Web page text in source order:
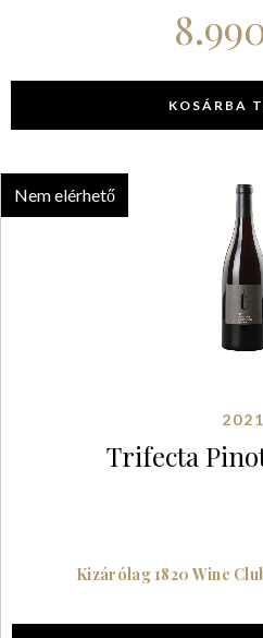
KOSÁRBA
Nem elérhető
2021
Trifecta
Kizárólag 1820 Wine